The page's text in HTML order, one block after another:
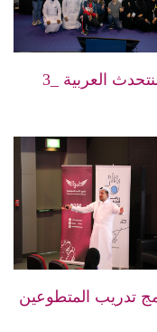
العربية _3
تدريب المتطوعين